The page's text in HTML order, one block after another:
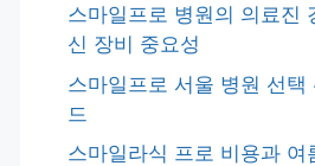
스마일프로 병원의 의료진
신 장비 중요성
스마일프로 서울 병원 선택
드
스마일라식 프로 비용과 여